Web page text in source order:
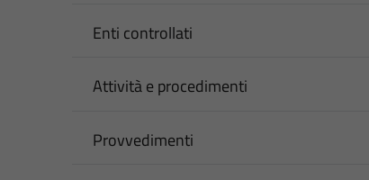
Enti controllati
Attività e procedimenti
Provvedimenti